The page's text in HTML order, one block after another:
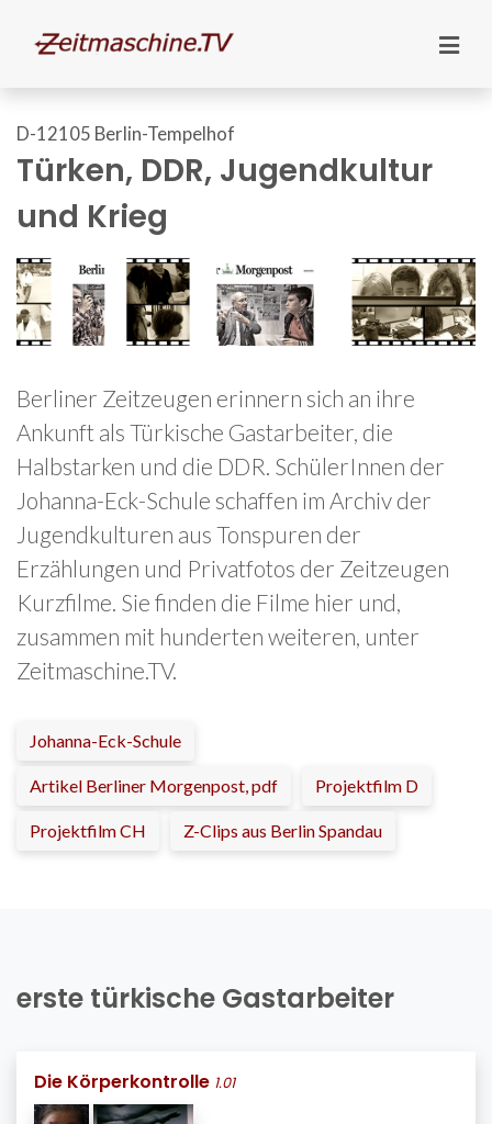
D-12105 Berlin-Tempelhof
Türken, DDR, Jugendkultur
und Krieg
Berliner Zeitzeugen erinnern sich an ihre
Ankunft als Türkische Gastarbeiter, die
Halbstarken und die DDR. SchülerInnen der
Johanna-Eck-Schule schaffen im Archiv der
Jugendkulturen aus Tonspuren der
Erzählungen und Privatfotos der Zeitzeugen
Kurzfilme. Sie finden die Filme hier und,
zusammen mit hunderten weiteren, unter
Zeitmaschine.TV.
Johanna-Eck-Schule
Artikel Berliner Morgenpost, pdf Projektfilm D
Projektfilm CH Z-Clips aus Berlin Spandau
erste türkische Gastarbeiter
Die Körperkontrolle 1.01